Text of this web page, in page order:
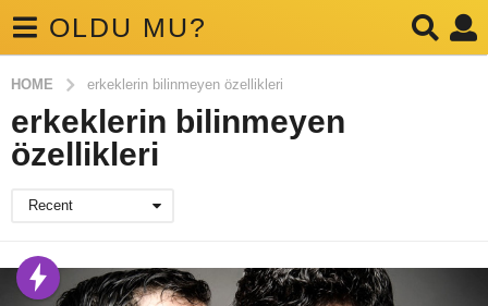
OLDU MU?
HOME erkeklerin bilinmeyen özellikleri
erkeklerin bilinmeyen
özellikleri
Recent